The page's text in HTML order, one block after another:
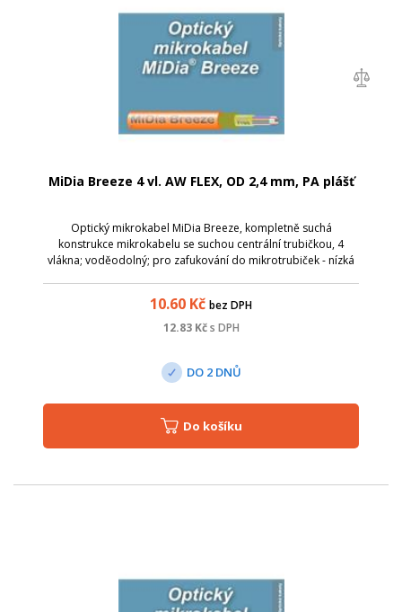
MiDia Breeze 4 vl. AW FLEX, OD 2,4 mm, PA plášť
Optický mikrokabel MiDia Breeze, kompletně suchá
konstrukce mikrokabelu se suchou centrální trubičkou, 4
vlákna; voděodolný; pro zafukování do mikrotrubiček - nízká
10.60 Kč bez DPH
12.83Kč s DPH
DO 2 DNŮ
Do košíku